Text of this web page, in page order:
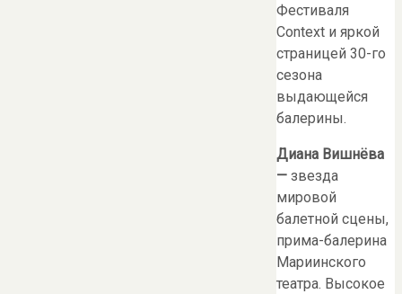
Фестиваля
Context и яркой
страницей 30-го
сезона
выдающейся
балерины.
Диана Вишнёва
— звезда
мировой
балетной сцены,
прима-балерина
Мариинского
театра. Высокое